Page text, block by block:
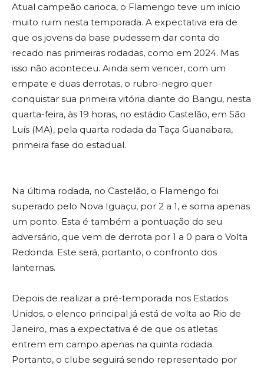
Atual campeão carioca, o Flamengo teve um início
muito ruim nesta temporada. A expectativa era de
que os jovens da base pudessem dar conta do
recado nas primeiras rodadas, como em 2024. Mas
isso não aconteceu. Ainda sem vencer, com um
empate e duas derrotas, o rubro-negro quer
conquistar sua primeira vitória diante do Bangu, nesta
quarta-feira, às 19 horas, no estádio Castelão, em São
Luís (MA), pela quarta rodada da Taça Guanabara,
primeira fase do estadual.
Na última rodada, no Castelão, o Flamengo foi
superado pelo Nova Iguaçu, por 2 a 1, e soma apenas
um ponto. Esta é também a pontuação do seu
adversário, que vem de derrota por 1 a 0 para o Volta
Redonda. Este será, portanto, o confronto dos
lanternas.
Depois de realizar a pré-temporada nos Estados
Unidos, o elenco principal já está de volta ao Rio de
Janeiro, mas a expectativa é de que os atletas
entrem em campo apenas na quinta rodada.
Portanto, o clube seguirá sendo representado por